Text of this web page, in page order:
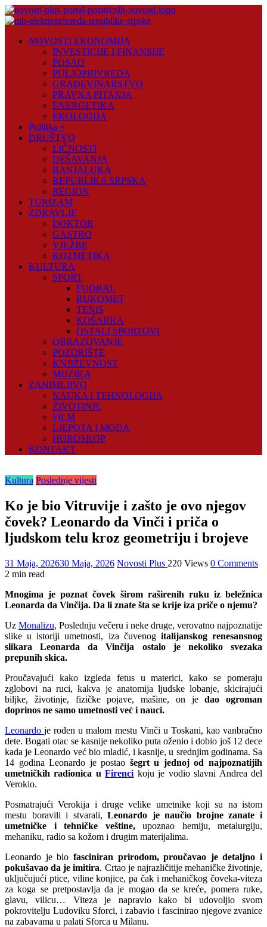
Skip
to
Plus
NOVOSTI EKONOMIJA
INVESTICIJE I FINANSIJE
POSAO
POLJOPRIVREDA
GRAĐEVINARSTVO
PRAVNA PITANJA
ENERGETIKA
EKOLOGIJA
Politika +
DRUŠTVO
LIČNOSTI
DEŠAVANJA
BANJALUKA
REPUBLIKA SRPSKA
REGION
TURIZAM
ZDRAVLJE
DOKTOR
GASTRO
VJEŽBE
KOZMETIKA
KULTURA
SPORT
FUDBAL
RUKOMET
TENIS
KOŠARKA
OSTALI SPORTOVI
OBRAZOVANJE
POZORIŠTE
KNJIŽEVNOST
MUZIKA
ZANIMLJIVO
NAUKA I TEHNOLOGIJA
ŽIVOTINJE
FILM
LJEPOTA I MODA
HOROSKOP
KONTAKT
Kultura Poslednje vijesti
Ko je bio Vitruvije i zašto je ovo njegov
čovek? Leonardo da Vinči i priča o
ljudskom telu kroz geometriju i brojeve
31 Maja, 202630 Maja, 2026 Novosti Plus 220 Views 0 Comments
2 min read
Mnogima je poznat čovek širom raširenih ruku iz beležnica
Leonarda da Vinčija. Da li znate šta se krije iza priče o njemu?
Uz Monalizu, Poslednju večeru i neke druge, verovatno najpoznatije
slike u istoriji umetnosti, iza čuvenogitalijanskog renesansnog
slikara Leonarda da Vinčija ostalo je nekoliko svezaka
prepunih skica.
Proučavajući kako izgleda fetus u materici, kako se pomeraju
zglobovi na ruci, kakva je anatomija ljudske lobanje, skicirajući
biljke, životinje, fizičke pojave, mašine, on jedao ogroman
doprinos ne samo umetnosti već i nauci.
Leonardoje rođen u malom mestu Vinči u Toskani, kao vanbračno
dete. Bogati otac se kasnije nekoliko puta oženio i dobio još 12 dece
kada je Leonardo već bio mladić, i kasnije, u srednjim godinama. Sa
14 godina Leonardo je postao šegrt u jednoj od najpoznatijih
umetničkih radionica uFirenci koju je vodio slavni Andrea del
Verokio.
Posmatrajući Verokija i druge velike umetnike koji su na istom
mestu boravili i stvarali,Leonardo je naučio brojne zanate i
umetničke i tehničke veštine,upoznao hemiju, metalurgiju,
mehaniku, radio sa kožom i drugim materijalima.
Leonardo je bio fasciniran prirodom, proučavao je detaljno i
pokušavao da je imitira. Crtao je najrazličitije mehaničke životinje,
uključujući ptice, viline konjice, pa čak i mehaničkog čoveka-viteza
za koga se pretpostavlja da je mogao da se kreće, pomera ruke,
glavu, vilicu… Viteza je napravio kako bi udovoljio svom
pokrovitelju Ludoviku Sforci, i zabavio i fascinirao njegove zvanice
na zabavama u palati Sforca u Milanu.